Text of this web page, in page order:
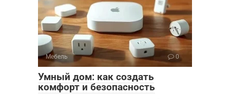
Мебель 0
Умный дом: как создать
комфорт и безопасность